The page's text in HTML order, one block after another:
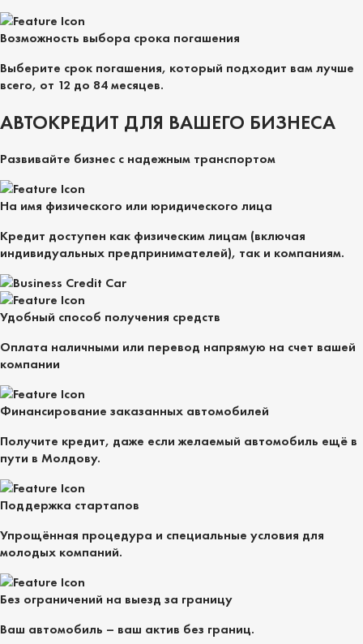
Возможность выбора срока погашения
Выберите срок погашения, который подходит вам лучше
всего, от 12 до 84 месяцев.
АВТОКРЕДИТ ДЛЯ ВАШЕГО БИЗНЕСА
Развивайте бизнес с надежным транспортом
На имя физического или юридического лица
Кредит доступен как физическим лицам (включая
индивидуальных предпринимателей), так и компаниям.
Удобный способ получения средств
Оплата наличными или перевод напрямую на счет вашей
компании
Финансирование заказанных автомобилей
Получите кредит, даже если желаемый автомобиль ещё в
пути в Молдову.
Поддержка стартапов
Упрощённая процедура и специальные условия для
молодых компаний.
Без ограничений на выезд за границу
Ваш автомобиль – ваш актив без границ.